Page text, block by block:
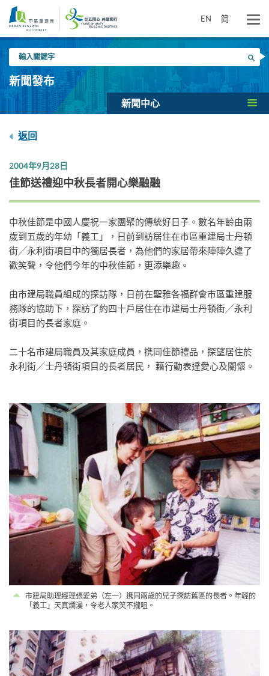
要
EN 简
入
關
鍵
搜尋
新聞發布
新聞中心
返回
市建局助理經理張愛弟（左一）携同兩歲的兒子探訪舊區的長者。年輕的
「義工」天真爛漫，令老人家笑不攏咀。
2004年9月28日
佳節送禮迎中秋長者開心樂融融
中秋佳節是中國人慶祝一家團聚的傳統好日子。數名年齡由兩
歲到五歲的年幼「義工」，日前到訪居住在市區重建局士丹頓
街╱永利街項目中的獨居長者，為他們的家居帶來陣陣久違了
歡笑聲，令他們今年的中秋佳節，更添樂趣。
由市建局職員組成的探訪隊，日前在聖雅各福群會市區重建服
務隊的協助下，探訪了約四十戶居住在市建局士丹頓街╱永利
街項目的長者家庭。
二十名市建局職員及其家庭成員，携同佳節禮品，探望居住於
永利街╱士丹頓街項目的長者居民， 藉行動表達愛心及關懷。